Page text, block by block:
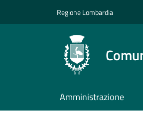
Regione Lombardia
Amministrazione